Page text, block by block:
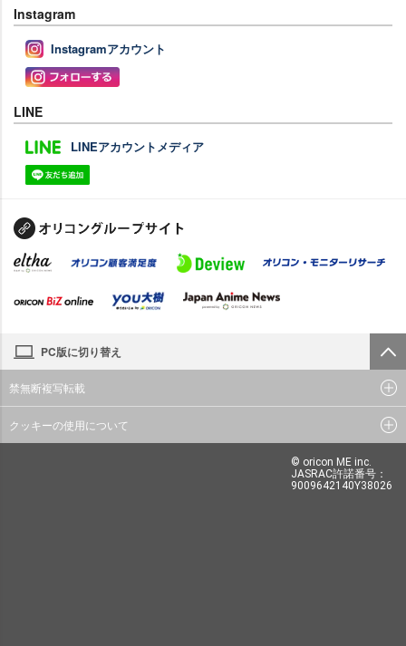
Instagram
Instagramアカウント
LINE
LINEアカウントメディア
PC版に切り替え
禁無断複写転載
クッキーの使用について
© oricon ME inc.
JASRAC許諾番号：
9009642140Y38026